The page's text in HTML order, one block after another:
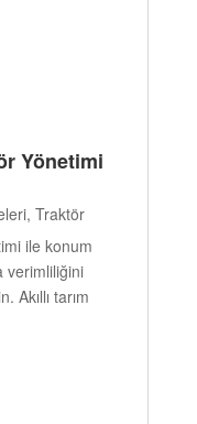
Yönetimi
,Traktör
ile konum
verimliliğini
Akıllı tarım